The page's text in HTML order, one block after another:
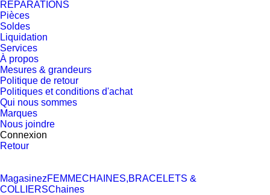
RÉPARATIONS
Pièces
Soldes
Liquidation
Services
À propos
Mesures & grandeurs
Politique de retour
Politiques et conditions d'achat
Qui nous sommes
Marques
Nous joindre
Connexion
Retour
MagasinezFEMMECHAINES,BRACELETS &
COLLIERSChaines